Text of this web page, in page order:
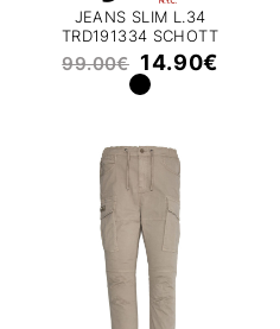
JEANS SLIM L.34
TRD191334 SCHOTT
99.00€ 14.90€